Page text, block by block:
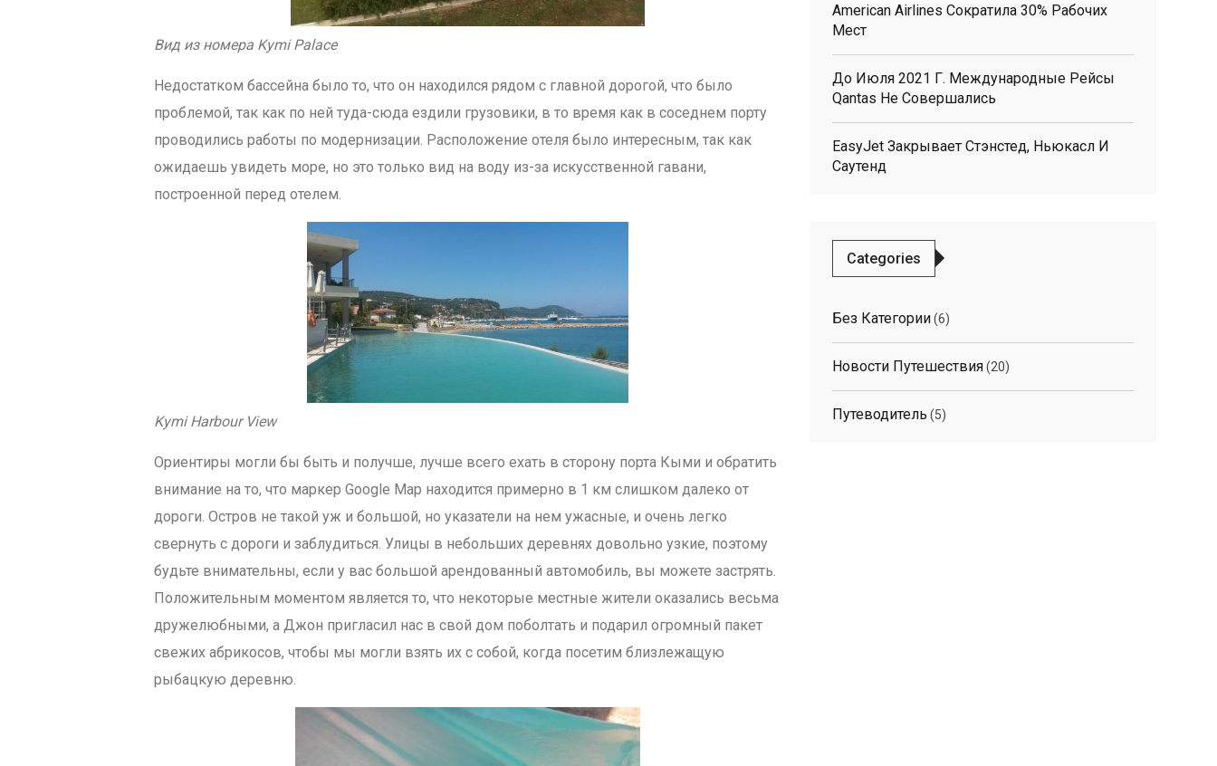
Вид из номера Kymi Palace
Недостатком бассейна было то, что он находился рядом с главной дорогой, что было
проблемой, так как по ней туда-сюда ездили грузовики, в то время как в соседнем порту
проводились работы по модернизации. Расположение отеля было интересным, так как
ожидаешь увидеть море, но это только вид на воду из-за искусственной гавани,
построенной перед отелем.
Kymi Harbour View
Ориентиры могли бы быть и получше, лучше всего ехать в сторону порта Кыми и обратить
внимание на то, что маркер Google Map находится примерно в 1 км слишком далеко от
дороги. Остров не такой уж и большой, но указатели на нем ужасные, и очень легко
свернуть с дороги и заблудиться. Улицы в небольших деревнях довольно узкие, поэтому
будьте внимательны, если у вас большой арендованный автомобиль, вы можете застрять.
Положительным моментом является то, что некоторые местные жители оказались весьма
дружелюбными, а Джон пригласил нас в свой дом поболтать и подарил огромный пакет
свежих абрикосов, чтобы мы могли взять их с собой, когда посетим близлежащую
рыбацкую деревню.
American Airlines Сократила 30% Рабочих
Мест
До Июля 2021 Г. Международные Рейсы
Qantas Не Совершались
EasyJet Закрывает Стэнстед, Ньюкасл И
Саутенд
Categories
Без Категории(6)
Новости Путешествия(20)
Путеводитель (5)